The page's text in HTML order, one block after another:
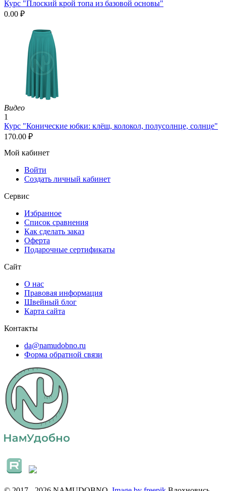
Курс "Плоский крой топа из базовой основы"
0.00 ₽
Видео
1
Курс "Конические юбки: клёш, колокол, полусолнце, солнце"
170.00 ₽
Мой кабинет
Войти
Создать личный кабинет
Сервис
Избранное
Список сравнения
Как сделать заказ
Оферта
Подарочные сертификаты
Сайт
О нас
Правовая информация
Швейный блог
Карта сайта
Контакты
da@namudobno.ru
Форма обратной связи